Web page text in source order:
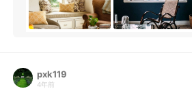
pxk119
4年前